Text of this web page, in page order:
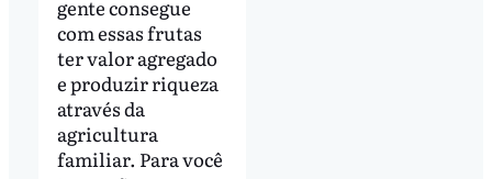
gente consegue
com essas frutas
ter valor agregado
e produzir riqueza
através da
agricultura
familiar. Para você